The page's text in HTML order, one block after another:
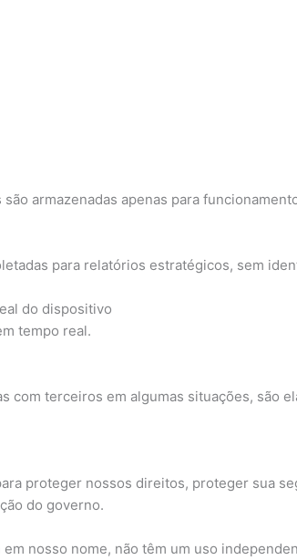
armazenadas apenas para
para relatórios estratégicos, sem
do dispositivo
tempo real.
com terceiros em algumas situações, são
proteger nossos direitos, proteger sua
do governo.
nosso nome, não têm um uso